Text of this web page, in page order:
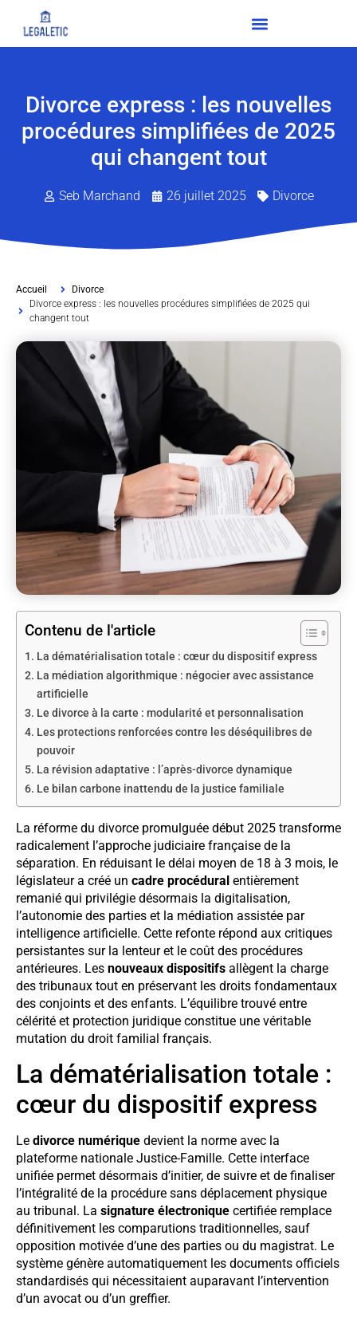
Divorce express : les nouvelles
procédures simplifiées de 2025
qui changent tout
Seb Marchand 26 juillet 2025 Divorce
Accueil
Divorce
Divorce express : les nouvelles procédures simplifiées de 2025 qui
changent tout
Contenu de l'article
La dématérialisation totale : cœur du dispositif express
La médiation algorithmique : négocier avec assistance
artificielle
Le divorce à la carte : modularité et personnalisation
Les protections renforcées contre les déséquilibres de
pouvoir
La révision adaptative : l’après-divorce dynamique
Le bilan carbone inattendu de la justice familiale
La réforme du divorce promulguée début 2025 transforme
radicalement l’approche judiciaire française de la
séparation. En réduisant le délai moyen de 18 à 3 mois, le
législateur a créé un cadre procédural entièrement
remanié qui privilégie désormais la digitalisation,
l’autonomie des parties et la médiation assistée par
intelligence artificielle. Cette refonte répond aux critiques
persistantes sur la lenteur et le coût des procédures
antérieures. Les nouveaux dispositifs allègent la charge
des tribunaux tout en préservant les droits fondamentaux
des conjoints et des enfants. L’équilibre trouvé entre
célérité et protection juridique constitue une véritable
mutation du droit familial français.
La dématérialisation totale :
cœur du dispositif express
Le divorce numérique devient la norme avec la
plateforme nationale Justice-Famille. Cette interface
unifiée permet désormais d’initier, de suivre et de finaliser
l’intégralité de la procédure sans déplacement physique
au tribunal. La signature électronique certifiée remplace
définitivement les comparutions traditionnelles, sauf
opposition motivée d’une des parties ou du magistrat. Le
système génère automatiquement les documents officiels
standardisés qui nécessitaient auparavant l’intervention
d’un avocat ou d’un greffier.